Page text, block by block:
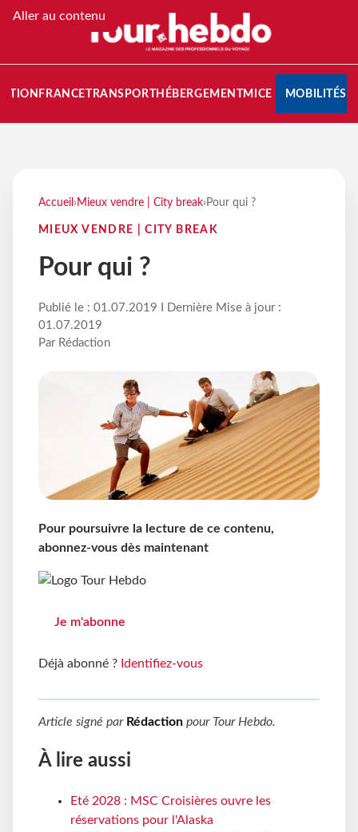
Aller au contenu
FRANCETRANSPORT HÉBERGEMENTMICE MOBILITÉS
Accueil › Mieux vendre | City break› Pour qui ?
MIEUX VENDRE | CITY BREAK
Pour qui ?
Publié le : 01.07.2019 I Dernière Mise à jour :
01.07.2019
Par Rédaction
Pour poursuivre la lecture de ce contenu,
abonnez-vous dès maintenant
Je m'abonne
Déjà abonné ? Identifiez-vous
Article signé par Rédaction pour Tour Hebdo.
À lire aussi
Eté 2028 : MSC Croisières ouvre les
réservations pour l'Alaska